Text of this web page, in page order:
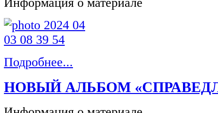
Подробнее...
НОВЫЙ АЛЬБОМ